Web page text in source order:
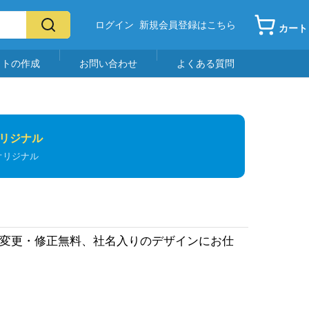
ログイン 新規会員登録はこちら カート
の作成 お問い合わせ よくある質問
ジナル
リジナル
更・修正無料、社名入りのデザインにお仕